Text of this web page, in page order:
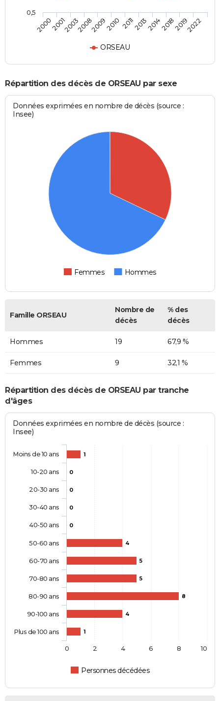
ORSEAU
200020012003200820092010 201120132014201820192022
0,5
Répartition des décès de ORSEAU par sexe
Données exprimées en nombre de décès (source :
Insee)
Femmes Hommes
Famille ORSEAU
Nombre de
décès
% des
décès
Hommes 19 67,9 %
Femmes 9 32,1 %
Répartition des décès de ORSEAU par tranche
d'âges
Données exprimées en nombre de décès (source :
Insee)
1
0
0
0
0
4
5
5
8
4
1
Personnes décédées
Moins de 10 ans
10-20 ans
20-30 ans
30-40 ans
40-50 ans
50-60 ans
60-70 ans
70-80 ans
80-90 ans
90-100 ans
Plus de 100 ans
0 2 4 6 8 10